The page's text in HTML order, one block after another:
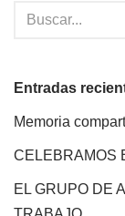
Entradas
Memoria
CELEBRAMOS
EL GRUPO DE